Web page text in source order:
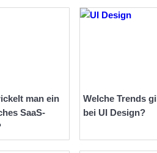
man ein
SaaS-
Welche Trends
bei UI Design?